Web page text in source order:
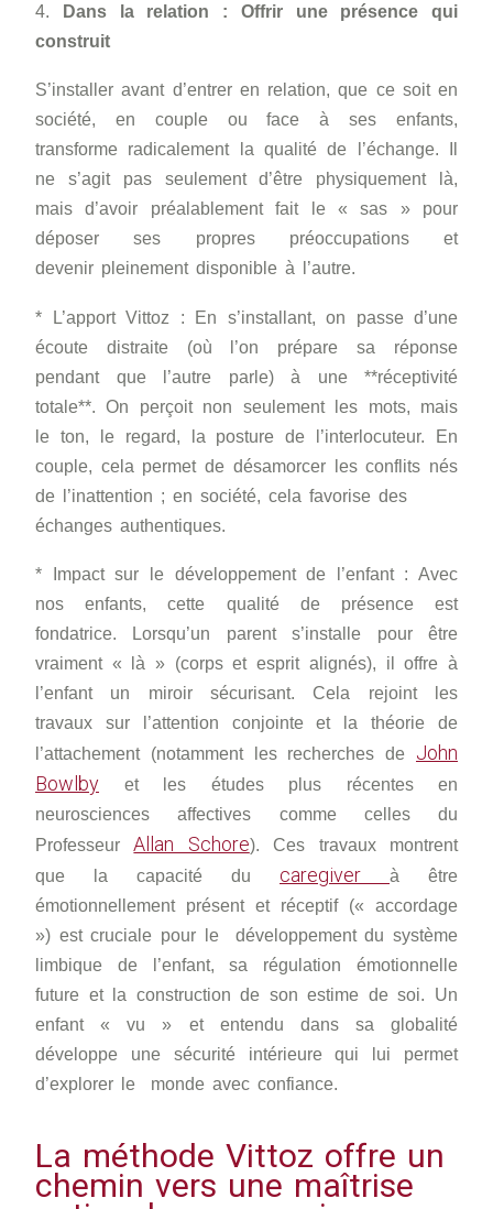
4.
Dans la relation : Offrir une présence qui
construit
S’installer avant d’entrer en relation, que ce soit en
société, en couple ou face à ses enfants,
transforme radicalement la qualité de l’échange. Il
ne s’agit pas seulement d’être physiquement là,
mais d’avoir préalablement fait le « sas » pour
déposer ses propres préoccupations et
devenir pleinement disponible à l’autre.
* L’apport Vittoz : En s’installant, on passe d’une
écoute distraite (où l’on prépare sa réponse
pendant que l’autre parle) à une **réceptivité
totale**. On perçoit non seulement les mots, mais
le ton, le regard, la posture de l’interlocuteur. En
couple, cela permet de désamorcer les conflits nés
de l’inattention ; en société, cela favorise des
échanges authentiques.
* Impact sur le développement de l’enfant : Avec
nos enfants, cette qualité de présence est
fondatrice. Lorsqu’un parent s’installe pour être
vraiment « là » (corps et esprit alignés), il offre à
l’enfant un miroir sécurisant. Cela rejoint les
travaux sur l’attention conjointe et la théorie de
l’attachement (notamment les recherches de John
Bowlby et les études plus récentes en
neurosciences affectives comme celles du
ProfesseurAllan Schore). Ces travaux montrent
que la capacité du caregiver
à être
émotionnellement présent et réceptif (« accordage
») est cruciale pour le développement du système
limbique de l’enfant, sa régulation émotionnelle
future et la construction de son estime de soi. Un
enfant « vu » et entendu dans sa globalité
développe une sécurité intérieure qui lui permet
d’explorer le monde avec confiance.
La méthode Vittoz offre un
chemin vers une maîtrise